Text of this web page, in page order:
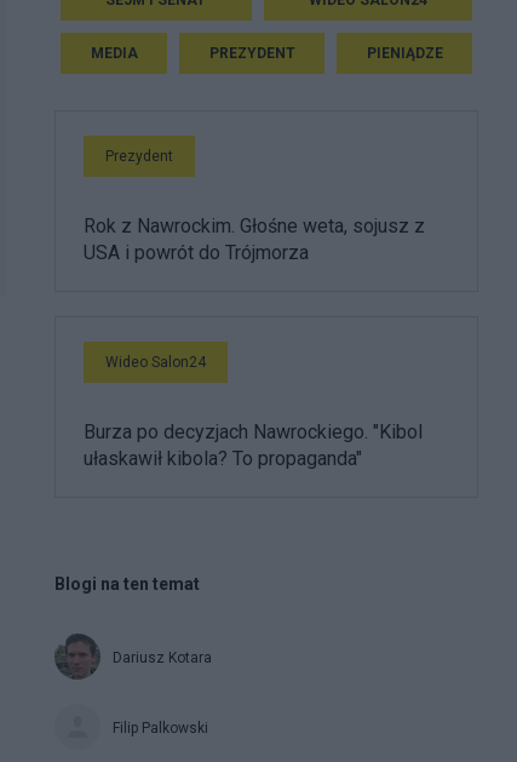
MEDIA PREZYDENT PIENIĄDZE
Prezydent
Rok z Nawrockim. Głośne weta, sojusz z
USA i powrót do Trójmorza
Wideo Salon24
Burza po decyzjach Nawrockiego. "Kibol
ułaskawił kibola? To propaganda"
Blogi na ten temat
Dariusz Kotara
Filip Palkowski